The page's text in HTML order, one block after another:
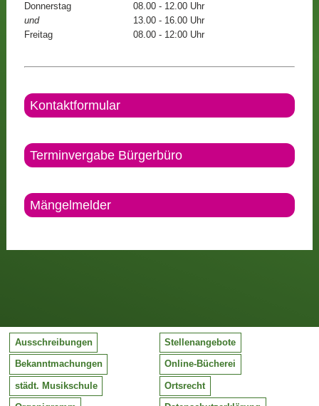
Donnerstag
08.00 - 12.00 Uhr
und
13.00 - 16.00 Uhr
Freitag
08.00 - 12:00 Uhr
Kontaktformular
Terminvergabe Bürgerbüro
Mängelmelder
Ausschreibungen Stellenangebote
Bekanntmachungen Online-Bücherei
städt. Musikschule Ortsrecht